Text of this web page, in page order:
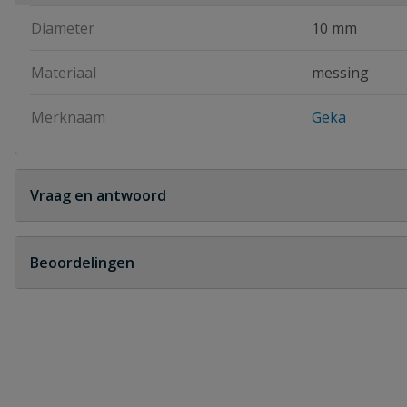
Diameter 10 mm
Materiaal messing
Merknaam Geka
Vraag en antwoord
Geen vragen
Beoordelingen